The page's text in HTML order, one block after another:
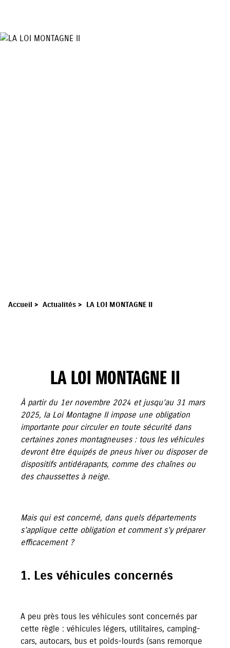
Accueil > Actualités > LA LOI MONTAGNE II
LA LOI MONTAGNE II
À partir du 1er novembre 2024 et jusqu’au 31 mars
2025, la Loi Montagne II impose une obligation
importante pour circuler en toute sécurité dans
certaines zones montagneuses : tous les véhicules
devront être équipés de pneus hiver ou disposer de
dispositifs antidérapants, comme des chaînes ou
des chaussettes à neige.
Mais qui est concerné, dans quels départements
s’applique cette obligation et comment s’y préparer
efficacement ?
1. Les véhicules concernés
A peu près tous les véhicules sont concernés par
cette règle : véhicules légers, utilitaires, camping-
cars, autocars, bus et poids-lourds (sans remorque